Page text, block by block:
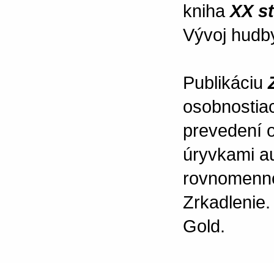
knihaXX
Vývoj
Publikáciu
prevedení
úryvkami
Gold.